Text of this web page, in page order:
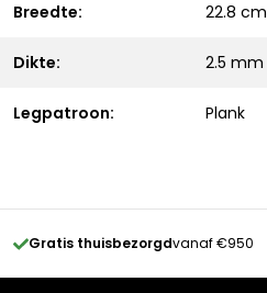
Breedte: 22.8 cm
Dikte: 2.5 mm
Legpatroon: Plank
Gratis thuisbezorgdvanaf €950